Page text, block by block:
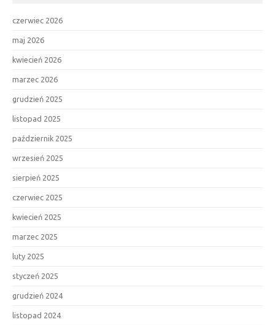
czerwiec 2026
maj 2026
kwiecień 2026
marzec 2026
grudzień 2025
listopad 2025
październik 2025
wrzesień 2025
sierpień 2025
czerwiec 2025
kwiecień 2025
marzec 2025
luty 2025
styczeń 2025
grudzień 2024
listopad 2024